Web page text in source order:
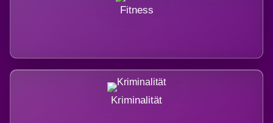
Fitness
Kriminalität